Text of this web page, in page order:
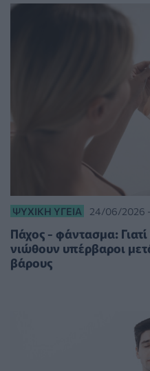
ΨΥΧΙΚΉ ΥΓΕΊΑ 24/06/2026
Πάχος - φάντασμα:
νιώθουν υπέρβαροι
βάρους